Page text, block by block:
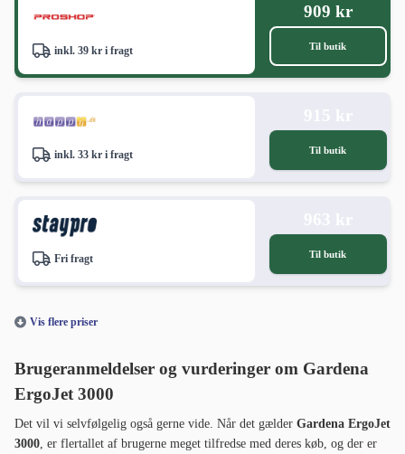
inkl. 39 kr i fragt
909 kr
Til butik
inkl. 33 kr i fragt Til butik
Fri fragt Til butik
Vis flere priser
Brugeranmeldelser og vurderinger om Gardena
ErgoJet 3000
Det vil vi selvfølgelig også gerne vide. Når det gælder Gardena ErgoJet
3000, er flertallet af brugerne meget tilfredse med deres køb, og der er